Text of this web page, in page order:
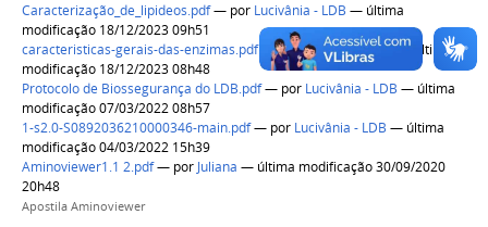
Caracterização_de_lipideos.pdf— por Lucivânia - LDB — última
modificação 18/12/2023 09h51
caracteristicas-gerais-das-enzimas.pdf
—porLucivânia - LDB— última
modificação 18/12/2023 08h48
Protocolo de Biossegurança do LDB.pdf— por Lucivânia - LDB — última
modificação 07/03/2022 08h57
1-s2.0-S0892036210000346-main.pdf— por Lucivânia - LDB — última
modificação 04/03/2022 15h39
Aminoviewer1.1 2.pdf— por Juliana — última modificação 30/09/2020
20h48
Apostila Aminoviewer